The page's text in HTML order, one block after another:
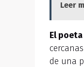
Leer
El
de una